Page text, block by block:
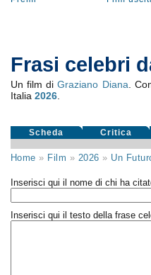
Frasi celebri
Un film diGraziano Diana .
Italia 2026.
Scheda Critica
Home » Film » 2026 » Un
Inserisci qui il nome di chi ha
Inserisci qui il testo della frase